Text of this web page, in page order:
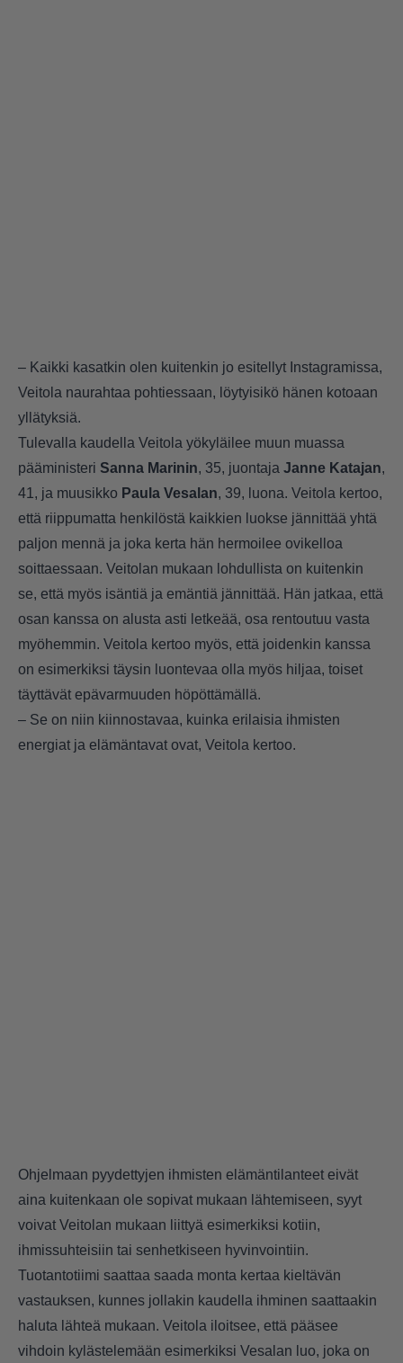
– Kaikki kasatkin olen kuitenkin jo esitellyt Instagramissa,
Veitola naurahtaa pohtiessaan, löytyisikö hänen kotoaan
yllätyksiä.
Tulevalla kaudella Veitola yökyläilee muun muassa
pääministeri Sanna Marinin, 35, juontaja Janne Katajan,
41, ja muusikko Paula Vesalan, 39, luona. Veitola kertoo,
että riippumatta henkilöstä kaikkien luokse jännittää yhtä
paljon mennä ja joka kerta hän hermoilee ovikelloa
soittaessaan. Veitolan mukaan lohdullista on kuitenkin
se, että myös isäntiä ja emäntiä jännittää. Hän jatkaa, että
osan kanssa on alusta asti letkeää, osa rentoutuu vasta
myöhemmin. Veitola kertoo myös, että joidenkin kanssa
on esimerkiksi täysin luontevaa olla myös hiljaa, toiset
täyttävät epävarmuuden höpöttämällä.
– Se on niin kiinnostavaa, kuinka erilaisia ihmisten
energiat ja elämäntavat ovat, Veitola kertoo.
Ohjelmaan pyydettyjen ihmisten elämäntilanteet eivät
aina kuitenkaan ole sopivat mukaan lähtemiseen, syyt
voivat Veitolan mukaan liittyä esimerkiksi kotiin,
ihmissuhteisiin tai senhetkiseen hyvinvointiin.
Tuotantotiimi saattaa saada monta kertaa kieltävän
vastauksen, kunnes jollakin kaudella ihminen saattaakin
haluta lähteä mukaan. Veitola iloitsee, että pääsee
vihdoin kylästelemään esimerkiksi Vesalan luo, joka on